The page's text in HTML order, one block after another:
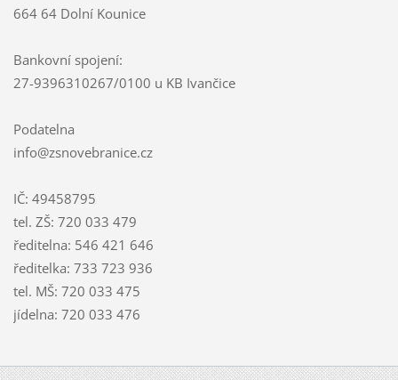
664 64 Dolní Kounice
Bankovní spojení:
27-9396310267/0100 u KB Ivančice
Podatelna
info@zsnovebranice.cz
IČ: 49458795
tel. ZŠ: 720 033 479
ředitelna: 546 421 646
ředitelka: 733 723 936
tel. MŠ: 720 033 475
jídelna: 720 033 476